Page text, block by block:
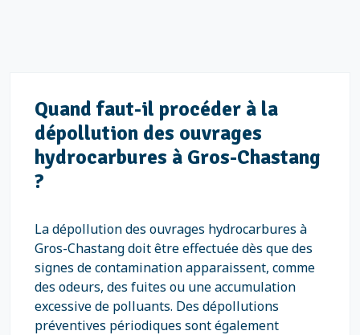
Quand faut-il procéder à la
dépollution des ouvrages
hydrocarbures à Gros-Chastang
?
La dépollution des ouvrages hydrocarbures à
Gros-Chastang doit être effectuée dès que des
signes de contamination apparaissent, comme
des odeurs, des fuites ou une accumulation
excessive de polluants. Des dépollutions
préventives périodiques sont également